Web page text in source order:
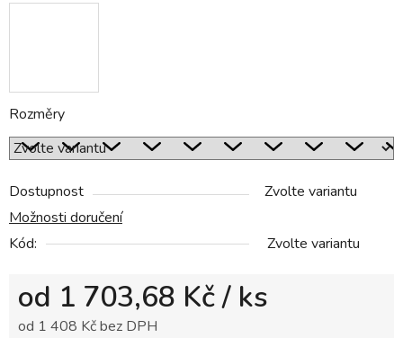
Rozměry
Dostupnost
Zvolte variantu
Možnosti doručení
Kód:
Zvolte variantu
od 1 703,68 Kč/ ks
od 1 408 Kčbez DPH